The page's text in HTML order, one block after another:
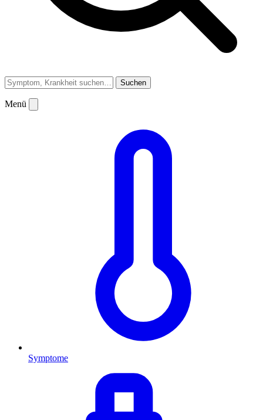
Suchen
Menü
Symptome